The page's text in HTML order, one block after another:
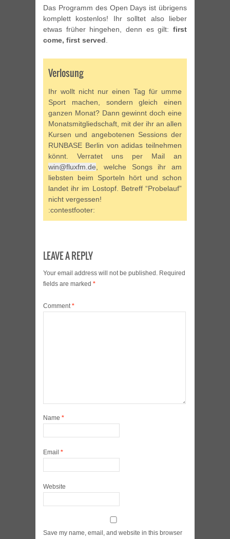
Das Programm des Open Days ist übrigens
komplett kostenlos! Ihr solltet also lieber
etwas früher hingehen, denn es gilt: first
come, first served
Verlosung
Ihr wollt nicht nur einen Tag für umme
Sport machen, sondern gleich einen
ganzen Monat? Dann gewinnt doch eine
Monatsmitgliedschaft, mit der ihr an allen
Kursen und angebotenen Sessions der
RUNBASE Berlin von adidas teilnehmen
könnt. Verratet uns per Mail an
win@fluxfm.de , welche Songs ihr am
liebsten beim Sporteln hört und schon
landet ihr im Lostopf. Betreff “Probelauf”
nicht vergessen!
:contestfooter:
LEAVE A REPLY
Your email address will not be published. Required
fields are marked *
Comment*
Name *
Email *
Website
Save my name, email, and website in this browser